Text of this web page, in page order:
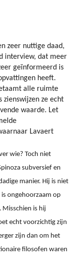
zeer nuttige daad,
interview, dat meer
geïnformeerd is
heeft.
alle ruimte
ze echt
waarde. Let
Lavaert
wie? Toch niet
subversief en
manier. Hij is niet
ongehoorzaam op
Misschien is hij
echt voorzichtig zijn
zijn dan om het
filosofen waren